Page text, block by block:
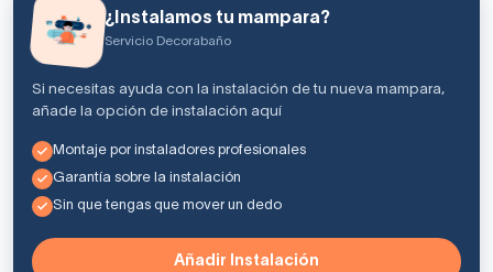
¿Instalamos tu mampara?
Servicio Decorabaño
Si necesitas ayuda con la instalación de tu nueva mampara,
añade la opción de instalación aquí
Montaje por instaladores profesionales
Garantía sobre la instalación
Sin que tengas que mover un dedo
Añadir Instalación